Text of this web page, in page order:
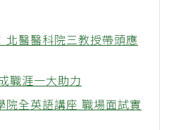
北醫醫科院三教授帶頭應
職涯一大助力
院全英語講座 職場面試實